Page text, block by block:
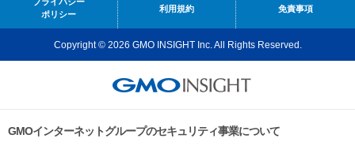
ポリシー
利用規約 免責事項
Copyright © 2026 GMO INSIGHT Inc. All Rights Reserved.
GMOインターネットグループのセキュリティ事業について